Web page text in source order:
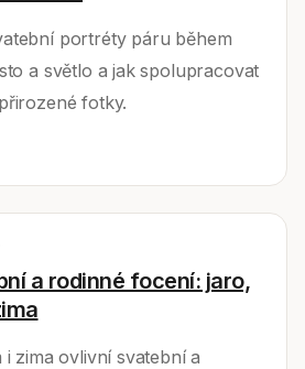
portréty páru během
a světlo a jak spolupracovat
fotky.
a rodinné focení: jaro,
zima ovlivní svatební a